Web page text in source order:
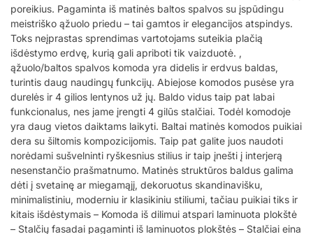
poreikius. Pagaminta iš matinės baltos spalvos su įspūdingu
meistriško ąžuolo priedu – tai gamtos ir elegancijos atspindys.
Toks neįprastas sprendimas vartotojams suteikia plačią
išdėstymo erdvę, kurią gali apriboti tik vaizduotė. ,
ąžuolo/baltos spalvos komoda yra didelis ir erdvus baldas,
turintis daug naudingų funkcijų. Abiejose komodos pusėse yra
durelės ir 4 gilios lentynos už jų. Baldo vidus taip pat labai
funkcionalus, nes jame įrengti 4 gilūs stalčiai. Todėl komodoje
yra daug vietos daiktams laikyti. Baltai matinės komodos puikiai
dera su šiltomis kompozicijomis. Taip pat galite juos naudoti
norėdami sušvelninti ryškesnius stilius ir taip įnešti į interjerą
nesenstančio prašmatnumo. Matinės struktūros baldus galima
dėti į svetainę ar miegamąjį, dekoruotus skandinavišku,
minimalistiniu, moderniu ir klasikiniu stiliumi, tačiau puikiai tiks ir
kitais išdėstymais – Komoda iš dilimui atspari laminuota plokštė
– Stalčių fasadai pagaminti iš laminuotos plokštės – Stalčiai eina